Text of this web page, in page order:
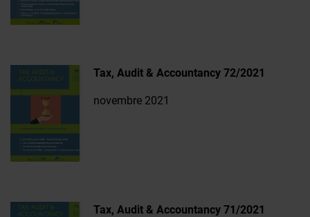
Tax, Audit & Accountancy 72/2021
novembre 2021
Tax, Audit & Accountancy 71/2021